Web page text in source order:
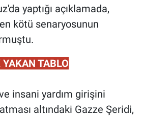
yaptığı açıklamada,
en kötü senaryosunun
YAKAN TABLO
insani yardım girişini
altındaki Gazze Şeridi,